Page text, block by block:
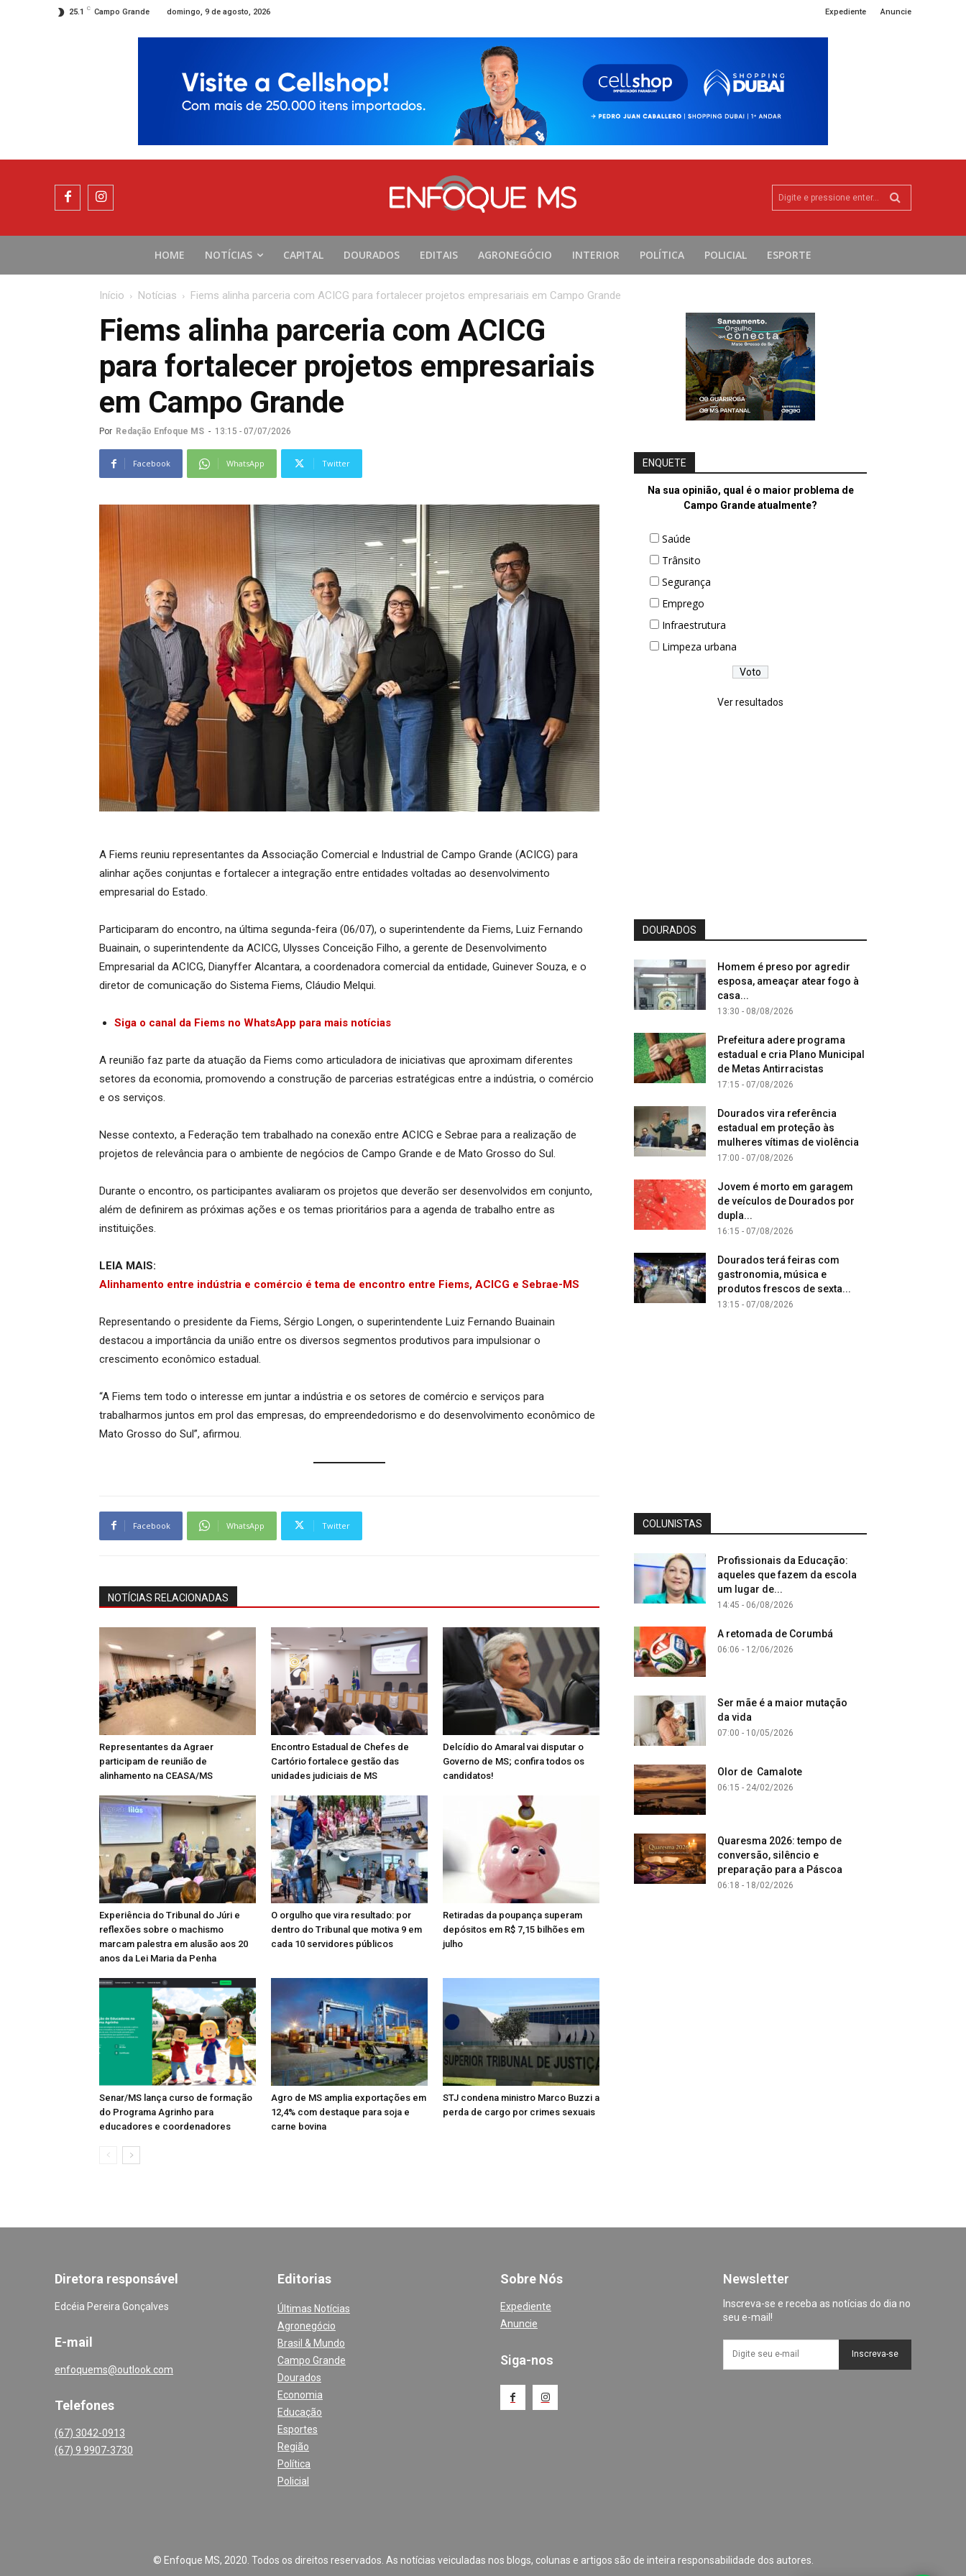
25.1 C Campo Grande domingo, 9 de agosto, 2026 Expediente Anuncie
Digite e pressione enter...
HOME NOTÍCIAS CAPITAL DOURADOS EDITAIS AGRONEGÓCIO INTERIOR POLÍTICA POLICIAL ESPORTE
Início Notícias Fiems alinha parceria com ACICG para fortalecer projetos empresariais em Campo Grande
Fiems alinha parceria com ACICG
para fortalecer projetos empresariais
em Campo Grande
Por Redação Enfoque MS - 13:15 - 07/07/2026
Facebook WhatsApp Twitter
A Fiems reuniu representantes da Associação Comercial e Industrial de Campo Grande (ACICG) para
alinhar ações conjuntas e fortalecer a integração entre entidades voltadas ao desenvolvimento
empresarial do Estado.
Participaram do encontro, na última segunda-feira (06/07), o superintendente da Fiems, Luiz Fernando
Buainain, o superintendente da ACICG, Ulysses Conceição Filho, a gerente de Desenvolvimento
Empresarial da ACICG, Dianyffer Alcantara, a coordenadora comercial da entidade, Guinever Souza, e o
diretor de comunicação do Sistema Fiems, Cláudio Melqui.
Siga o canal da Fiems no WhatsApp para mais notícias
A reunião faz parte da atuação da Fiems como articuladora de iniciativas que aproximam diferentes
setores da economia, promovendo a construção de parcerias estratégicas entre a indústria, o comércio
e os serviços.
Nesse contexto, a Federação tem trabalhado na conexão entre ACICG e Sebrae para a realização de
projetos de relevância para o ambiente de negócios de Campo Grande e de Mato Grosso do Sul.
Durante o encontro, os participantes avaliaram os projetos que deverão ser desenvolvidos em conjunto,
além de definirem as próximas ações e os temas prioritários para a agenda de trabalho entre as
instituições.
LEIA MAIS:
Alinhamento entre indústria e comércio é tema de encontro entre Fiems, ACICG e Sebrae-MS
Representando o presidente da Fiems, Sérgio Longen, o superintendente Luiz Fernando Buainain
destacou a importância da união entre os diversos segmentos produtivos para impulsionar o
crescimento econômico estadual.
“A Fiems tem todo o interesse em juntar a indústria e os setores de comércio e serviços para
trabalharmos juntos em prol das empresas, do empreendedorismo e do desenvolvimento econômico de
Mato Grosso do Sul”, afirmou.
Facebook WhatsApp Twitter
NOTÍCIAS RELACIONADAS
Representantes da Agraer
participam de reunião de
alinhamento na CEASA/MS
Encontro Estadual de Chefes de
Cartório fortalece gestão das
unidades judiciais de MS
Delcídio do Amaral vai disputar o
Governo de MS; confira todos os
candidatos!
Experiência do Tribunal do Júri e
reflexões sobre o machismo
marcam palestra em alusão aos 20
anos da Lei Maria da Penha
O orgulho que vira resultado: por
dentro do Tribunal que motiva 9 em
cada 10 servidores públicos
Retiradas da poupança superam
depósitos em R$ 7,15 bilhões em
julho
Senar/MS lança curso de formação
do Programa Agrinho para
educadores e coordenadores
Agro de MS amplia exportações em
12,4% com destaque para soja e
carne bovina
STJ condena ministro Marco Buzzi a
perda de cargo por crimes sexuais
ENQUETE
Na sua opinião, qual é o maior problema de
Campo Grande atualmente?
Saúde
Trânsito
Segurança
Emprego
Infraestrutura
Limpeza urbana
Ver resultados
DOURADOS
Homem é preso por agredir
esposa, ameaçar atear fogo à
casa...
13:30 - 08/08/2026
Prefeitura adere programa
estadual e cria Plano Municipal
de Metas Antirracistas
17:15 - 07/08/2026
Dourados vira referência
estadual em proteção às
mulheres vítimas de violência
17:00 - 07/08/2026
Jovem é morto em garagem
de veículos de Dourados por
dupla...
16:15 - 07/08/2026
Dourados terá feiras com
gastronomia, música e
produtos frescos de sexta...
13:15 - 07/08/2026
COLUNISTAS
Profissionais da Educação:
aqueles que fazem da escola
um lugar de...
14:45 - 06/08/2026
A retomada de Corumbá
06:06 - 12/06/2026
Ser mãe é a maior mutação
da vida
07:00 - 10/05/2026
Olor de Camalote
06:15 - 24/02/2026
Quaresma 2026: tempo de
conversão, silêncio e
preparação para a Páscoa
06:18 - 18/02/2026
Diretora responsável
Edcéia Pereira Gonçalves
E-mail
enfoquems@outlook.com
Telefones
(67) 3042-0913
(67) 9 9907-3730
Editorias
Últimas Notícias
Agronegócio
Brasil & Mundo
Campo Grande
Dourados
Economia
Educação
Esportes
Região
Política
Policial
Sobre Nós
Expediente
Anuncie
Siga-nos
Newsletter
Inscreva-se e receba as notícias do dia no
seu e-mail!
Inscreva-se
© Enfoque MS, 2020. Todos os direitos reservados. As notícias veiculadas nos blogs, colunas e artigos são de inteira responsabilidade dos autores.